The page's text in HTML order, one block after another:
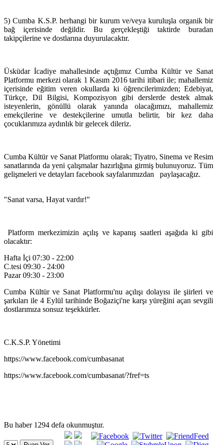
5) Cumba K.S.P. herhangi bir kurum ve/veya kuruluşla organik bir
bağ içerisinde değildir. Bu gerçekleştiği taktirde buradan
takipçilerine ve dostlarına duyurulacaktır.
Üsküdar İcadiye mahallesinde açtığımız Cumba Kültür ve Sanat
Platformu merkezi olarak 1 Kasım 2016 tarihi itibari ile; mahallemiz
içerisinde eğitim veren okullarda ki öğrencilerimizden; Edebiyat,
Türkçe, Dil Bilgisi, Kompozisyon gibi derslerde destek almak
isteyenlerin, gönüllü olarak yanında olacağımızı, mahallemiz
emekçilerine ve destekçilerine umutla belirtir, bir kez daha
çocuklarımıza aydınlık bir gelecek dileriz.
Cumba Kültür ve Sanat Platformu olarak; Tiyatro, Sinema ve Resim
sanatlarında da yeni çalışmalar hazırlığına girmiş bulunuyoruz. Tüm
gelişmeleri ve detayları facebook sayfalarımızdan paylaşacağız.
"Sanat varsa, Hayat vardır!"
Platform merkezimizin açılış ve kapanış saatleri aşağıda ki gibi
olacaktır:
Hafta İçi 07:30 - 22:00
C.tesi 09:30 - 24:00
Pazar 09:30 - 23:00
Cumba Kültür ve Sanat Platformu'nu açılışı dolayısı ile şiirleri ve
şarkıları ile 4 Eylül tarihinde Boğaziçi'ne karşı yüreğini açan sevgili
dostlarımıza sonsuz teşekkürler.
C.K.S.P. Yönetimi
https://www.facebook.com/cumbasanat
https://www.facebook.com/cumbasanat/?fref=ts
Bu haber 1294 defa okunmuştur.